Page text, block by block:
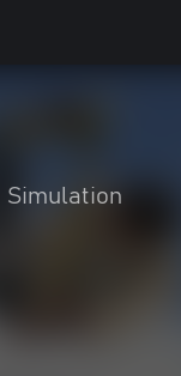
Simulation